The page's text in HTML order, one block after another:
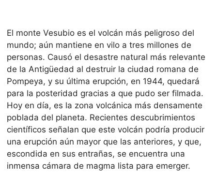
El monte Vesubio es el volcán más peligroso del
mundo; aún mantiene en vilo a tres millones de
personas. Causó el desastre natural más relevante
de la Antigüedad al destruir la ciudad romana de
Pompeya, y su última erupción, en 1944, quedará
para la posteridad gracias a que pudo ser filmada.
Hoy en día, es la zona volcánica más densamente
poblada del planeta. Recientes descubrimientos
científicos señalan que este volcán podría producir
una erupción aún mayor que las anteriores, y que,
escondida en sus entrañas, se encuentra una
inmensa cámara de magma lista para emerger.